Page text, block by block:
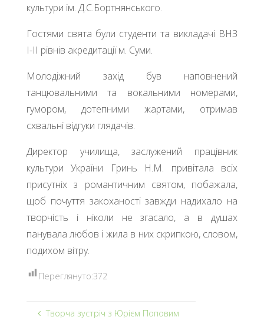
культури ім. Д.С.Бортнянського.
Гостями свята були студенти та викладачі ВНЗ
І-ІІ рівнів акредитації м. Суми.
Молодіжний захід був наповнений
танцювальними та вокальними номерами,
гумором, дотепними жартами, отримав
схвальні відгуки глядачів.
Директор училища, заслужений працівник
культури України Гринь Н.М. привітала всіх
присутніх з романтичним святом, побажала,
щоб почуття закоханості завжди надихало на
творчість і ніколи не згасало, а в душах
панувала любов і жила в них скрипкою, словом,
подихом вітру.
Переглянуто:372
Творча зустріч з Юрієм Поповим